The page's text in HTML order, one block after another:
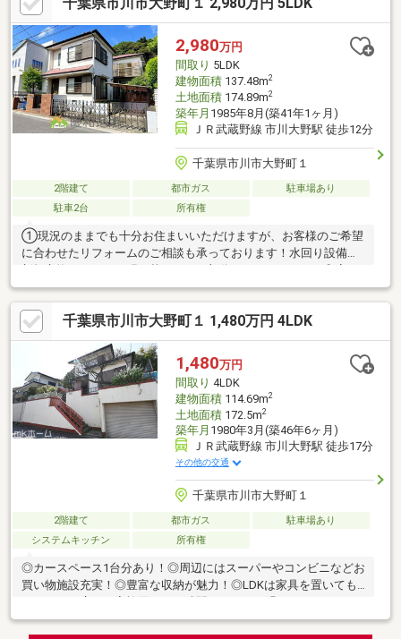
暮らしを支えます■周辺環境■・宮久保小学校/徒歩約4分/約300
ｍ・下貝塚中学校/徒歩約7分/約500ｍ・マルエツ東菅野店/徒歩約
10分/約800ｍ・デイリーヤマザキ市川下貝塚3丁目店/徒歩約9分/
約700ｍ・ありのみ保育園/徒歩約6分/約450ｍ
2,980万円
間取り 5LDK
建物面積137.48m2
土地面積174.89m2
築年月 1985年8月(築41年1ヶ月)
ＪＲ武蔵野線 市川大野駅 徒歩12分
千葉県市川市大野町１
2階建て 都市ガス
駐車場あり
駐車2台
所有権
①現況のままでも十分お住まいいただけますが、お客様のご希望
に合わせたリフォームのご相談も承っております！水回り設備の
新規交換やクロスの張り替えなどの部分リフォームから、和室を
洋室へ変更する間取り変更まで、幅広くご相談いただけます！
②JR武蔵野線「市川大野」駅徒歩圏内に加え、徒歩約4分のバス
停「梨風苑」より、JR総武線「本八幡」駅・「市川」駅へのバス
便も利用できます！③使い勝手にも配慮された、こだわりの間取
りが魅力の住まいです！1階LDKにはくつろぎの小上がり和室、2
階ホールにはハシゴ付きロフトを設けた、遊び心のある住まいで
す！さらに各所に豊富な収納スペースを確保しております！
千葉県市川市大野町１ 1,480万円 4LDK
1,480万円
間取り 4LDK
建物面積114.69m2
土地面積172.5m2
築年月 1980年3月(築46年6ヶ月)
ＪＲ武蔵野線 市川大野駅 徒歩17分
その他の交通
千葉県市川市大野町１
2階建て 都市ガス
駐車場あり
システムキッチン
所有権
◎カースペース1台分あり！◎周辺にはスーパーやコンビニなどお
買い物施設充実！◎豊富な収納が魅力！◎LDKは家具を置いても
ますね！◎子育てしやすい住環境！◎家事動線に配慮した間取り
です！◎和室はくつろぎの空間を御提供いたします。◎お庭があ